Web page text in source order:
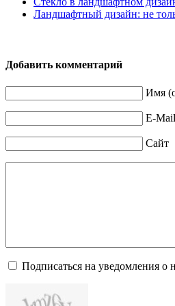
Ландшафтный дизайн: не
Добавить комментарий
Имя
E-
Сайт
Подписаться на уведомления о